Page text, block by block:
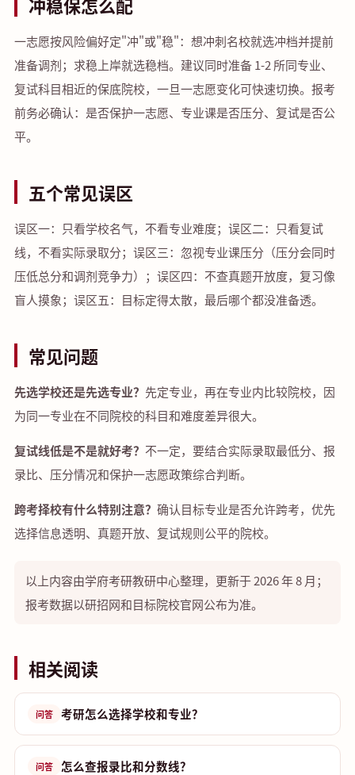
一志愿按风险偏好定"冲"或"稳"：想冲刺名校就选冲档并提前
准备调剂；求稳上岸就选稳档。建议同时准备 1-2 所同专业、
复试科目相近的保底院校，一旦一志愿变化可快速切换。报考
前务必确认：是否保护一志愿、专业课是否压分、复试是否公
平。
五个常见误区
误区一：只看学校名气，不看专业难度；误区二：只看复试
线，不看实际录取分；误区三：忽视专业课压分（压分会同时
压低总分和调剂竞争力）；误区四：不查真题开放度，复习像
盲人摸象；误区五：目标定得太散，最后哪个都没准备透。
常见问题
先选学校还是先选专业？ 先定专业，再在专业内比较院校，因
为同一专业在不同院校的科目和难度差异很大。
复试线低是不是就好考？ 不一定，要结合实际录取最低分、报
录比、压分情况和保护一志愿政策综合判断。
跨考择校有什么特别注意？ 确认目标专业是否允许跨考，优先
选择信息透明、真题开放、复试规则公平的院校。
以上内容由学府考研教研中心整理，更新于 2026 年 8 月；
报考数据以研招网和目标院校官网公布为准。
相关阅读
问答 考研怎么选择学校和专业？
问答 怎么查报录比和分数线？